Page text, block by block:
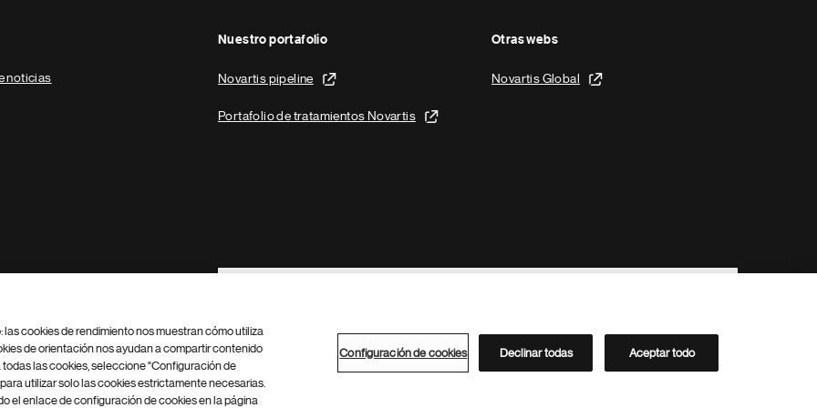
noticias
Nuestro portafolio
Novartis pipeline
Portafolio de tratamientos Novartis
Otras webs
Novartis Global
Footer Site Search
Configuración de cookies Mapa del sitio
Directorio de Novartis
cookies de rendimiento nos muestran cómo utiliza
de orientación nos ayudan a compartir contenido
las cookies, seleccione "Configuración de
utilizar solo las cookies estrictamente necesarias.
el enlace de configuración de cookies en la página
Configuración de cookies Declinar todas Aceptar todo